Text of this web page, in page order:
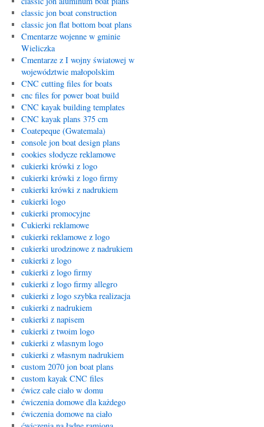
classic jon boat construction
classic jon flat bottom boat plans
Cmentarze wojenne w gminie
Wieliczka
Cmentarze z I wojny światowej w
województwie małopolskim
CNC cutting files for boats
cnc files for power boat build
CNC kayak building templates
CNC kayak plans 375 cm
Coatepeque (Gwatemala)
console jon boat design plans
cookies słodycze reklamowe
cukierki krówki z logo
cukierki krówki z logo firmy
cukierki krówki z nadrukiem
cukierki logo
cukierki promocyjne
Cukierki reklamowe
cukierki reklamowe z logo
cukierki urodzinowe z nadrukiem
cukierki z logo
cukierki z logo firmy
cukierki z logo firmy allegro
cukierki z logo szybka realizacja
cukierki z nadrukiem
cukierki z napisem
cukierki z twoim logo
cukierki z wlasnym logo
cukierki z własnym nadrukiem
custom 2070 jon boat plans
custom kayak CNC files
ćwicz całe ciało w domu
ćwiczenia domowe dla każdego
ćwiczenia domowe na ciało